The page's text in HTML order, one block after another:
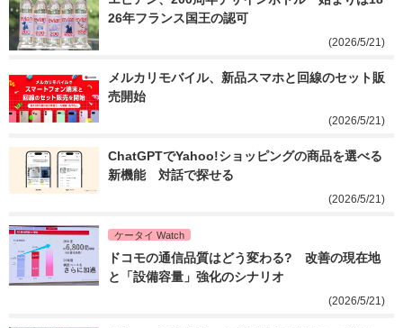
26年フランス国王の認可
(2026/5/21)
メルカリモバイル、新品スマホと回線のセット販
売開始
(2026/5/21)
ChatGPTでYahoo!ショッピングの商品を選べる
新機能　対話で探せる
(2026/5/21)
ケータイ Watch
ドコモの通信品質はどう変わる?　改善の現在地
と「設備容量」強化のシナリオ
(2026/5/21)